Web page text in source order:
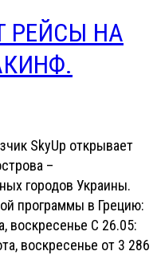
РЕЙСЫ НА
SkyUp открывает
–
городов Украины.
программы в Грецию:
воскресенье С 26.05:
воскресенье от 3 286